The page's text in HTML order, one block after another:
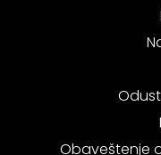
Obaveštenje